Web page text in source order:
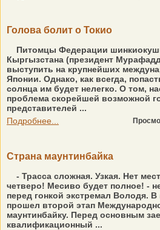
Голова болит о Токио
Питомцы Федерации
Кыргызстана (президент
выступить на крупнейших
Японии. Однако, как всегда,
солнца им будет нелегко. О том,
проблема скорейшей возможной
представителей ...
Подробнее...
Страна маунтинбайка
- Трасса сложная. Узкая. Нет
четверо! Месиво будет полное! -
перед гонкой экстремал Володя.
прошел второй этап
маунтинбайку. Перед основным
квалификационный ...